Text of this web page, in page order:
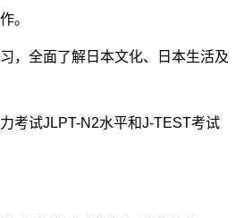
。
全面了解日本文化、日本生活及
试JLPT-N2水平和J-TEST考试